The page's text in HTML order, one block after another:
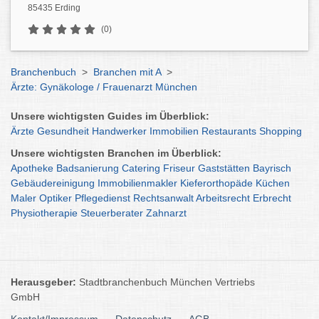
85435 Erding
(0)
Branchenbuch > Branchen mit A >
Ärzte: Gynäkologe / Frauenarzt München
Unsere wichtigsten Guides im Überblick:
Ärzte Gesundheit Handwerker Immobilien Restaurants Shopping
Unsere wichtigsten Branchen im Überblick:
Apotheke Badsanierung Catering Friseur Gaststätten Bayrisch
Gebäudereinigung Immobilienmakler Kieferorthopäde Küchen
Maler Optiker Pflegedienst RechtsanwaltArbeitsrecht Erbrecht
Physiotherapie Steuerberater Zahnarzt
Herausgeber: Stadtbranchenbuch München Vertriebs
GmbH